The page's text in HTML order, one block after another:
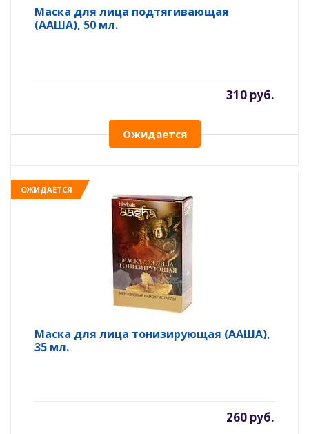
Маска для лица подтягивающая
(ААША), 50 мл.
310 руб.
Ожидается
ОЖИДАЕТСЯ
Маска для лица тонизирующая (ААША),
35 мл.
260 руб.